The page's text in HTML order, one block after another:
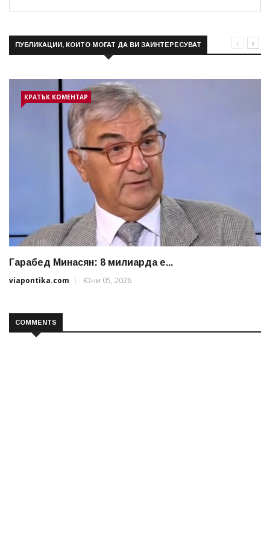
ПУБЛИКАЦИИ, КОИТО МОГАТ ДА ВИ ЗАИНТЕРЕСУВАТ
КРАТЪК КОМЕНТАР
Гарабед Минасян: 8 милиарда е...
viapontika.com
Юни 05, 2026
COMMENTS